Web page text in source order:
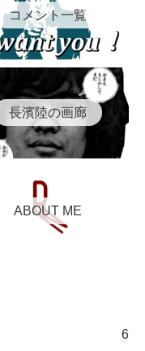
コメント一覧
長濱陸の画廊
ABOUT ME
6